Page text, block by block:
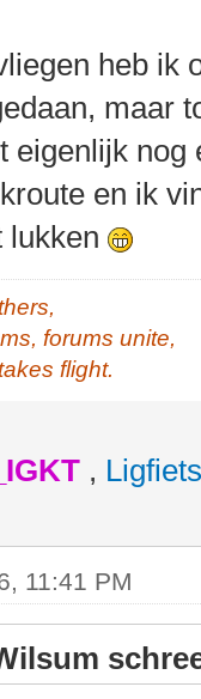
heb ik
maar
eigenlijk
en ik
lukken
forums unite,
flight.
,
11:41 PM